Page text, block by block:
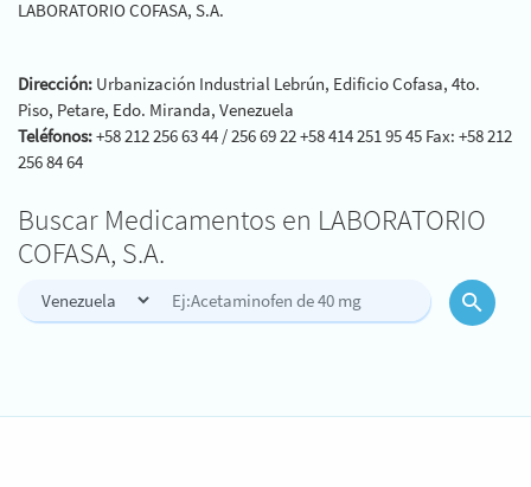
LABORATORIO COFASA, S.A.
Dirección: Urbanización Industrial Lebrún, Edificio Cofasa, 4to.
Piso, Petare, Edo. Miranda, Venezuela
Teléfonos:+58 212 256 63 44 / 256 69 22 +58 414 251 95 45 Fax: +58 212
256 84 64
Buscar Medicamentos en LABORATORIO
COFASA, S.A.